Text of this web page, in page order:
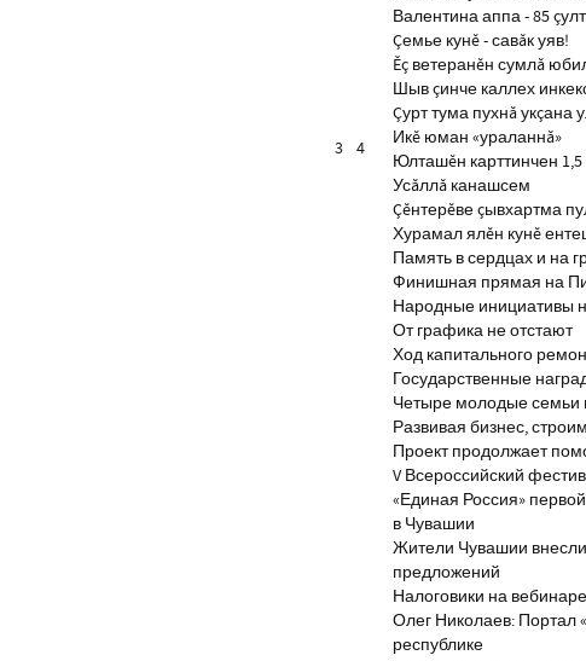
3 4
Валентина аппа - 85
Çемье кунĕ - савăк уяв!
Ĕç ветеранĕн сумлă
Шыв çинче каллех
Çурт тума пухнă укçана
Икĕ юман «ураланнă»
Юлташĕн карттинчен
Усăллă канашсем
Çĕнтерĕве çывхартма
Хурамал ялĕн кунĕ
Память в сердцах и на
Финишная прямая на
Народные инициативы
От графика не отстают
Ход капитального
Государственные
Четыре молодые семьи
Развивая бизнес,
Проект продолжает
V Всероссийский
«Единая Россия»
в Чувашии
Жители Чувашии
предложений
Налоговики на
Олег Николаев: Портал
республике